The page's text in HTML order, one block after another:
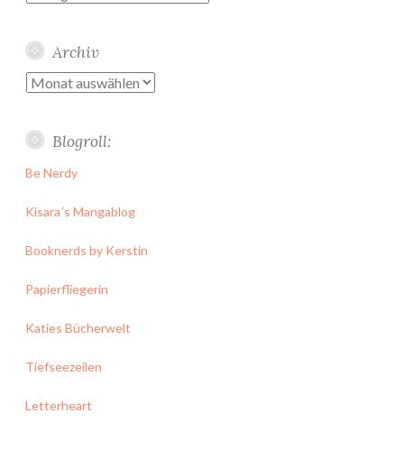
Archiv
Archiv
Blogroll:
Be Nerdy
Kisara´s Mangablog
Booknerds by Kerstin
Papierfliegerin
Katies Bücherwelt
Tiefseezeilen
Letterheart